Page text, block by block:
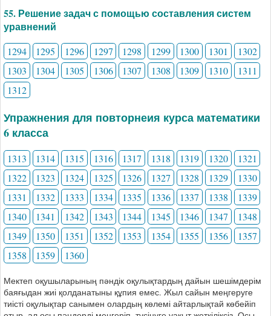
55. Решение задач с помощью составления систем
уравнений
1294 1295 1296 1297 1298 1299 1300 1301
1302
1303
1304 1305 1306 1307 1308 1309 1310
1311
1312
Упражнения для повторнеия курса математики
6 класса
1313 1314 1315 1316 1317 1318 1319 1320
1321
1322
1323 1324 1325 1326 1327 1328 1329
1330
1331
1332 1333 1334 1335 1336 1337 1338
1339
1340
1341 1342 1343 1344 1345 1346 1347
1348
1349
1350 1351 1352 1353 1354 1355 1356
1357
1358
1359 1360
Мектеп оқушыларының пәндік оқулықтардың дайын шешімдерім
баяғыдан жиі қолданатыны құпия емес. Жыл сайын меңгеруге
тиісті оқулықтар санымен олардың көлемі айтарлықтай көбейіп